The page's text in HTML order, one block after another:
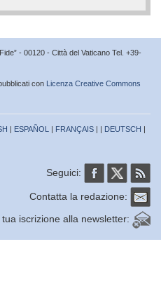
- 00120 - Città del Vaticano Tel. +39-
con Licenza Creative Commons
| ESPAÑOL | FRANÇAIS | | DEUTSCH |
Seguici:
Contatta la redazione:
iscrizione alla newsletter: